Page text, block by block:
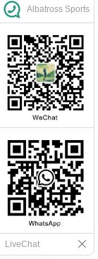
के लिए
हम दुनिया
करते हैं।
पेश करने
आपके
भी शामिल
के सही
स्तरों के
Albatross Sports
LiveChat